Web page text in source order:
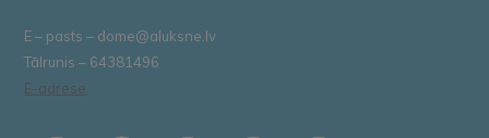
E – pasts – dome@aluksne.lv
Tālrunis – 64381496
E-adrese